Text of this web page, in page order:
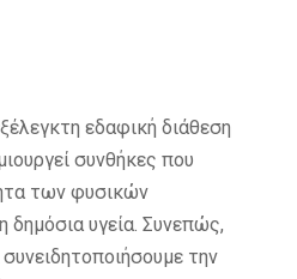
εδαφική διάθεση
συνθήκες που
των φυσικών
δημόσια υγεία. Συνεπώς,
την